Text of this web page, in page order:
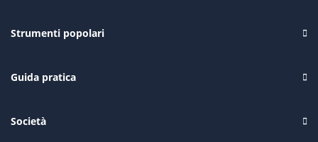
Strumenti popolari
Guida pratica
Società